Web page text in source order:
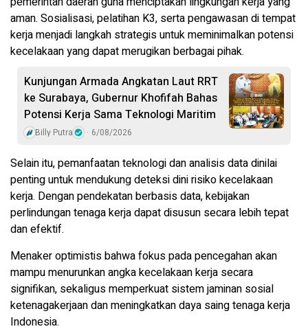
aman. Sosialisasi, pelatihan K3, serta pengawasan di tempat
kerja menjadi langkah strategis untuk meminimalkan potensi
kecelakaan yang dapat merugikan berbagai pihak.
Kunjungan Armada Angkatan Laut RRT
ke Surabaya, Gubernur Khofifah Bahas
Potensi Kerja Sama Teknologi Maritim
Billy Putra 6/08/2026
Selain itu, pemanfaatan teknologi dan analisis data dinilai
penting untuk mendukung deteksi dini risiko kecelakaan
kerja. Dengan pendekatan berbasis data, kebijakan
perlindungan tenaga kerja dapat disusun secara lebih tepat
dan efektif.
Menaker optimistis bahwa fokus pada pencegahan akan
mampu menurunkan angka kecelakaan kerja secara
signifikan, sekaligus memperkuat sistem jaminan sosial
ketenagakerjaan dan meningkatkan daya saing tenaga kerja
Indonesia.